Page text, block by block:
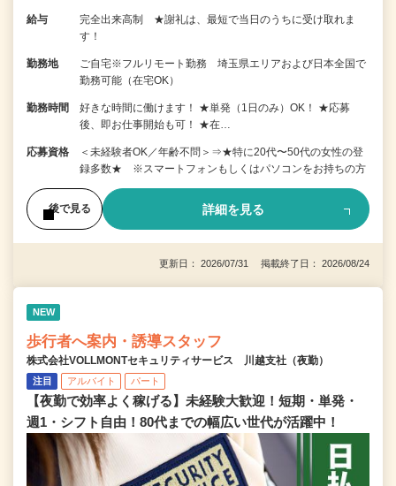
給与
完全出来高制 ★謝礼は、最短で当日のうちに受け取れま
す！
勤務地
ご自宅※フルリモート勤務 埼玉県エリアおよび日本全国で
勤務可能（在宅OK）
勤務時間
好きな時間に働けます！ ★単発（1日のみ）OK！ ★応募
後、即お仕事開始も可！ ★在…
応募資格
＜未経験者OK／年齢不問＞⇒★特に20代〜50代の女性の登
録多数★ ※スマートフォンもしくはパソコンをお持ちの方
後で見る 詳細を見る
更新日： 2026/07/31 掲載終了日： 2026/08/24
NEW
歩行者へ案内・誘導スタッフ
株式会社VOLLMONTセキュリティサービス 川越支社（夜勤）
注目 アルバイト パート
【夜勤で効率よく稼げる】未経験大歓迎！短期・単発・
週1・シフト自由！80代までの幅広い世代が活躍中！